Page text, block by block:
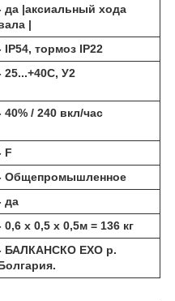
да |аксиальный хода
|
IP54, тормоз IP22
25...+40С, У2
40% / 240 вкл/час
F
Общепромышленное
да
0,6 х 0,5 х 0,5м = 136 кг
БАЛКАНCКО ЕХО р.